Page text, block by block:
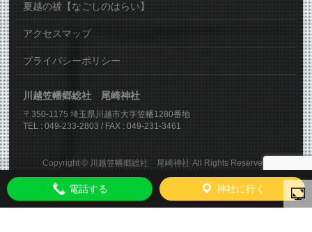
夏越の祓【なごしのはらい】
アクセスマップ
プライバシーポリシー
川越笠幡郷総社 尾崎神社
〒350-1175 埼玉県川越市大字笠幡1280番地
TEL : 049-233-2803 / FAX : 049-231-3461
Copyright © 川越笠幡郷総社 尾崎神社All Rights Reserved.
電話する 神社に行く